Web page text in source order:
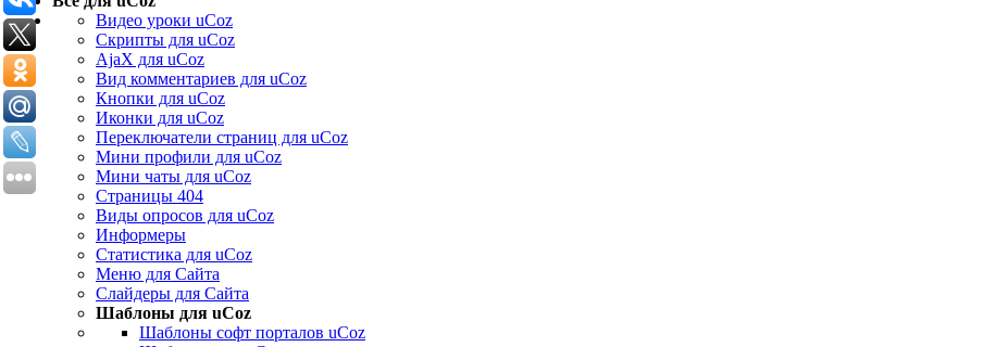
Видео уроки uCoz
Скрипты для uCoz
AjaX для uCoz
Вид комментариев для uCoz
Кнопки для uCoz
Иконки для uCoz
Переключатели страниц для uCoz
Мини профили для uCoz
Мини чаты для uCoz
Страницы 404
Виды опросов для uCoz
Информеры
Статистика для uCoz
Меню для Сайта
Слайдеры для Сайта
Шаблоны для uCoz
Шаблоны софт порталов uCoz